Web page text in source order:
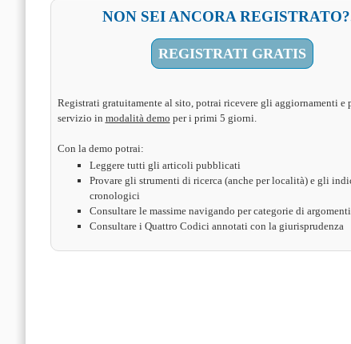
NON SEI ANCORA
REGISTRATI GRATIS
Registrati gratuitamente al sito, potrai ricevere gli aggiornamenti e
servizio in modalità demo per i primi 5 giorni.
Con la demo potrai:
Leggere tutti gli articoli pubblicati
Provare gli strumenti di ricerca (anche per località) e gli
cronologici
Consultare le massime navigando per categorie di argomenti
Consultare i Quattro Codici annotati con la giurisprudenza